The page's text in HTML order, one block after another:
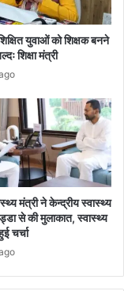
युवाओं को शिक्षक बनने
शिक्षा मंत्री
मंत्री ने केन्द्रीय स्वास्थ्य
से की मुलाकात, स्वास्थ्य
चर्चा